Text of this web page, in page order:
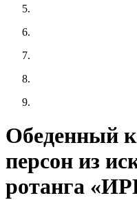
Обеденный
персон из
ротанга